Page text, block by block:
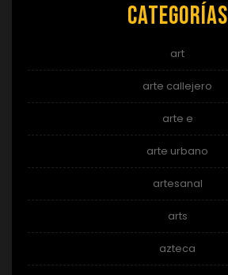
Categorías
art
arte callejero
arte e
arte urbano
artesanal
arts
azteca